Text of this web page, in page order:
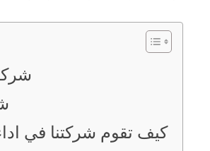
كيف تقوم شركتنا في